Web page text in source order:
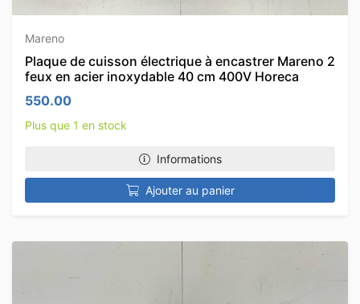
Mareno
Plaque de cuisson électrique à encastrer Mareno 2
feux en acier inoxydable 40 cm 400V Horeca
550.00
Plus que 1 en stock
Informations
Ajouter au panier